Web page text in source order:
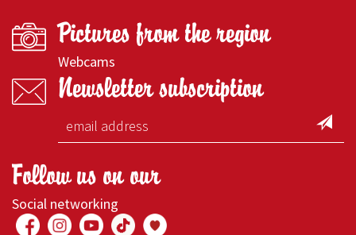
Pictures from the region
Webcams
Newsletter subscription
Follow us on our
Social networking